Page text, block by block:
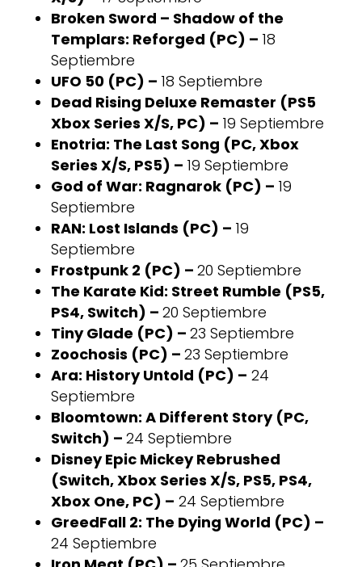
Broken Sword – Shadow of the
Templars: Reforged (PC) – 18
Septiembre
UFO 50 (PC) – 18 Septiembre
Dead Rising Deluxe Remaster (PS5
Xbox Series X/S, PC) – 19 Septiembre
Enotria: The Last Song (PC, Xbox
Series X/S, PS5) – 19 Septiembre
God of War: Ragnarok (PC) – 19
Septiembre
RAN: Lost Islands (PC) – 19
Septiembre
Frostpunk 2 (PC) – 20 Septiembre
The Karate Kid: Street Rumble (PS5,
PS4, Switch) – 20 Septiembre
Tiny Glade (PC) – 23 Septiembre
Zoochosis (PC) – 23 Septiembre
Ara: History Untold (PC) – 24
Septiembre
Bloomtown: A Different Story (PC,
Switch) – 24 Septiembre
Disney Epic Mickey Rebrushed
(Switch, Xbox Series X/S, PS5, PS4,
Xbox One, PC) – 24 Septiembre
GreedFall 2: The Dying World (PC) –
24 Septiembre